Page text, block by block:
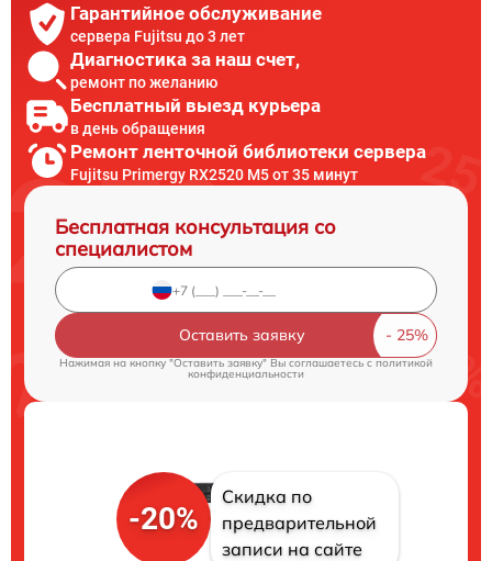
Гарантийное обслуживание
сервера Fujitsu до 3 лет
Диагностика за наш счет,
ремонт по желанию
Бесплатный выезд курьера
в день обращения
Ремонт ленточной библиотеки сервера
Fujitsu Primergy RX2520 M5 от 35 минут
Бесплатная консультация со
специалистом
Оставить заявку
Нажимая на кнопку "Оставить заявку" Вы соглашаетесь cполитикой
конфиденциальности
-20%
Скидка по
предварительной
записи на сайте